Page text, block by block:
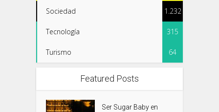
Sociedad 1.232
Tecnología 315
Turismo 64
Featured Posts
Ser Sugar Baby en